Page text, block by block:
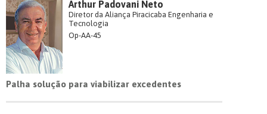
Arthur Padovani Neto
Diretor da Aliança Piracicaba Engenharia e
Tecnologia
Op-AA-45
Palha solução para viabilizar excedentes